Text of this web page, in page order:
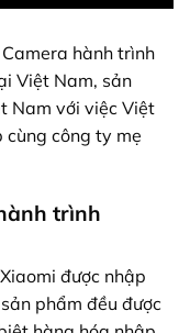
hành trình
Việt Nam, sản
Nam với việc Việt
cùng công ty mẹ
trình
được nhập
phẩm đều được